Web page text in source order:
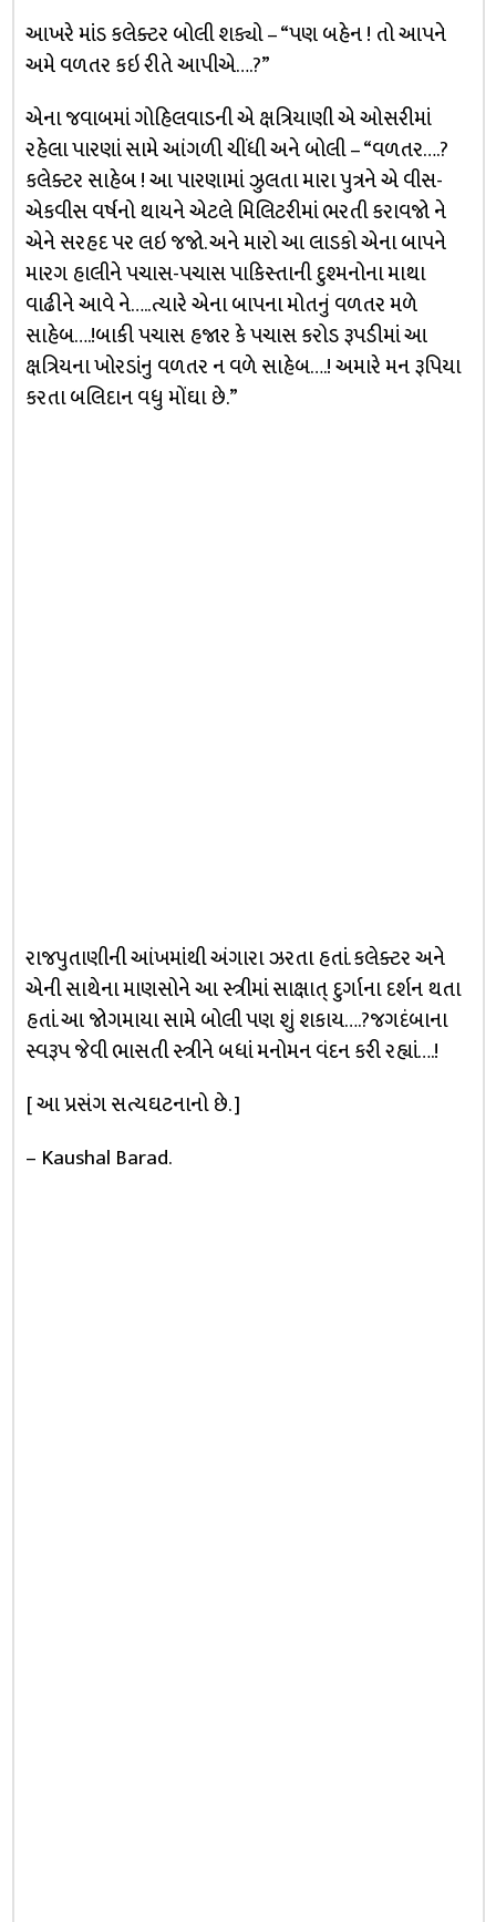
આખરે માંડ કલેક્ટર બોલી શક્યો – “પણ બહેન ! તો આપને
અમે વળતર કઇ રીતે આપીએ….?”
એના જવાબમાં ગોહિલવાડની એ ક્ષત્રિયાણી એ ઓસરીમાં
રહેલા પારણાં સામે આંગળી ચીંધી અને બોલી – “વળતર….?
કલેક્ટર સાહેબ ! આ પારણામાં ઝુલતા મારા પુત્રને એ વીસ-
એકવીસ વર્ષનો થાયને એટલે મિલિટરીમાં ભરતી કરાવજો ને
એને સરહદ પર લઇ જજો. અને મારો આ લાડકો એના બાપને
મારગ હાલીને પચાસ-પચાસ પાકિસ્તાની દુશ્મનોના માથા
વાઢીને આવે ને…..ત્યારે એના બાપના મોતનું વળતર મળે
સાહેબ….!બાકી પચાસ હજાર કે પચાસ કરોડ રૂપડીમાં આ
ક્ષત્રિયના ખોરડાંનુ વળતર ન વળે સાહેબ….! અમારે મન રૂપિયા
કરતા બલિદાન વધુ મોંઘા છે.”
રાજપુતાણીની આંખમાંથી અંગારા ઝરતા હતાં. કલેક્ટર અને
એની સાથેના માણસોને આ સ્ત્રીમાં સાક્ષાત્ દુર્ગાના દર્શન થતા
હતાં. આ જોગમાયા સામે બોલી પણ શું શકાય….?જગદંબાના
સ્વરૂપ જેવી ભાસતી સ્ત્રીને બધાં મનોમન વંદન કરી રહ્યાં….!
[ આ પ્રસંગ સત્યઘટનાનો છે. ]
– Kaushal Barad.